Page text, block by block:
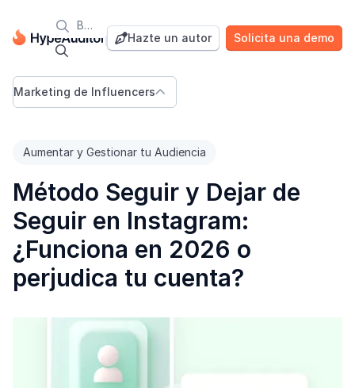
Blog


Hazte un autor Solicita una demo
Marketing de Influencers
Aumentar y Gestionar tu Audiencia
Método Seguir y Dejar de
Seguir en Instagram:
¿Funciona en 2026 o
perjudica tu cuenta?